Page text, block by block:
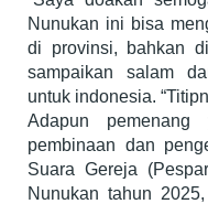
Nunukan ini bisa
di provinsi, bahkan
sampaikan salam
untuk indonesia.
Adapun pemenang
pembinaan dan
Suara Gereja
Nunukan tahun